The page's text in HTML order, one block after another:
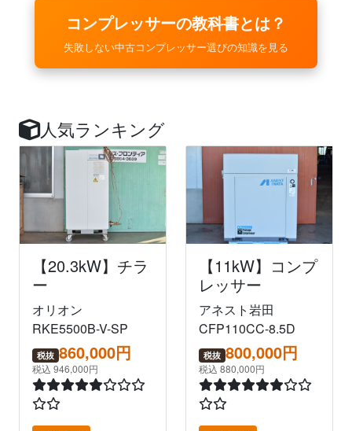
コンプレッサーの教科書とは？
失敗しない中古コンプレッサー選びの知識を見る
人気ランキング
【20.3kW】チラ
ー
オリオン
RKE5500B-V-SP
税抜 860,000円
税込 946,000円
【11kW】コンプ
レッサー
アネスト岩田
CFP110CC-8.5D
税抜 800,000円
税込 880,000円